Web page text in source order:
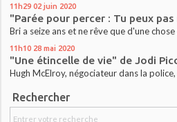
11h29 02 juin 2020
"Parée pour percer : Tu peux
Bri a seize ans et ne rêve que d'une chose
11h10 28 mai 2020
"Une étincelle de vie" de Jodi
Hugh McElroy, négociateur dans la police,
Rechercher